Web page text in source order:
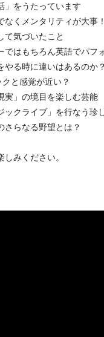
」をうたっています
なくメンタリティが大事！
て気づいたこと
ではもちろん英語でパフ
やる時に違いはあるのか？
と感覚が近い？
実」の境目を楽しむ芸能
ックライブ」を行なう珍
さらなる野望とは？
みください。